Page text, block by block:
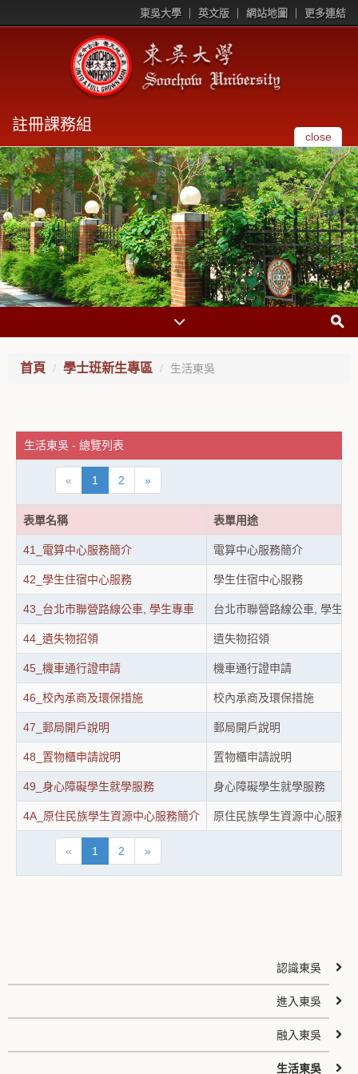
東吳大學 英文版 網站地圖 更多連結
註冊課務組
close
首頁 學士班新生專區 生活東吳
生活東吳 - 總覽列表
« 1 2 »
表單名稱 表單用途
41_電算中心服務簡介 電算中心服務簡介
42_學生住宿中心服務 學生住宿中心服務
43_台北市聯營路線公車, 學生專車 台北市聯營路線公車, 學生專
44_遺失物招領 遺失物招領
45_機車通行證申請 機車通行證申請
46_校內承商及環保措施 校內承商及環保措施
47_郵局開戶說明 郵局開戶說明
48_置物櫃申請說明 置物櫃申請說明
49_身心障礙學生就學服務 身心障礙學生就學服務
4A_原住民族學生資源中心服務簡介 原住民族學生資源中心服務
« 1 2 »
認識東吳
進入東吳
融入東吳
生活東吳